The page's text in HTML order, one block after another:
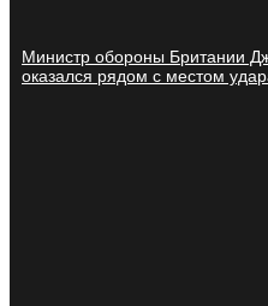
Министр обороны Британии
оказался рядом с местом